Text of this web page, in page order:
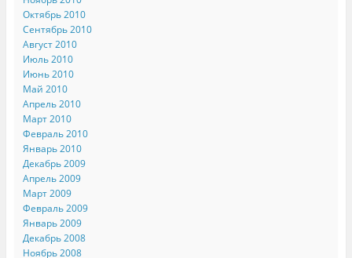
Октябрь 2010
Сентябрь 2010
Август 2010
Июль 2010
Июнь 2010
Май 2010
Апрель 2010
Март 2010
Февраль 2010
Январь 2010
Декабрь 2009
Апрель 2009
Март 2009
Февраль 2009
Январь 2009
Декабрь 2008
Ноябрь 2008